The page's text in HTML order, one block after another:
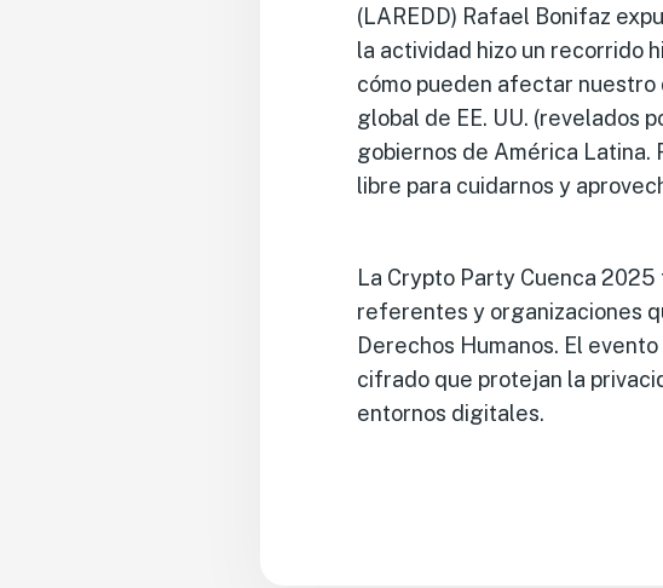
(LAREDD) Rafael Bonifaz
la actividad hizo un recorrido
cómo pueden afectar
global de EE. UU. (revelados
gobiernos de América Latina.
libre para cuidarnos y
La Crypto Party Cuenca
referentes y organizaciones
Derechos Humanos. El
cifrado que protejan la
entornos digitales.